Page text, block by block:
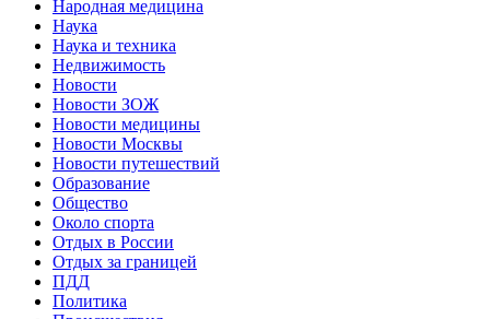
Народная медицина
Наука
Наука и техника
Недвижимость
Новости
Новости ЗОЖ
Новости медицины
Новости Москвы
Новости путешествий
Образование
Общество
Около спорта
Отдых в России
Отдых за границей
ПДД
Политика